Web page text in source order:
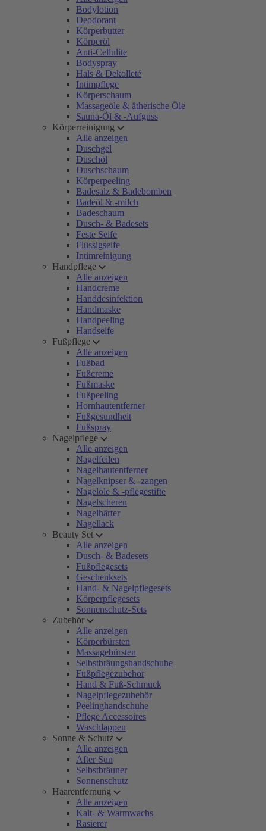
Bodylotion
Deodorant
Körperbutter
Körperöl
Anti-Cellulite
Bodyspray
Hals & Dekolleté
Intimpflege
Körperschaum
Massageöle & ätherische Öle
Sauna-Öl & -Aufguss
Körperreinigung
Alle anzeigen
Duschgel
Duschöl
Duschschaum
Körperpeeling
Badesalz & Badebomben
Badeöl & -milch
Badeschaum
Dusch- & Badesets
Feste Seife
Flüssigseife
Intimreinigung
Handpflege
Alle anzeigen
Handcreme
Handdesinfektion
Handmaske
Handpeeling
Handseife
Fußpflege
Alle anzeigen
Fußbad
Fußcreme
Fußmaske
Fußpeeling
Hornhautentferner
Fußgesundheit
Fußspray
Nagelpflege
Alle anzeigen
Nagelfeilen
Nagelhautentferner
Nagelknipser & -zangen
Nagelöle & -pflegestifte
Nagelscheren
Nagelhärter
Nagellack
Beauty Set
Alle anzeigen
Dusch- & Badesets
Fußpflegesets
Geschenksets
Hand- & Nagelpflegesets
Körperpflegesets
Sonnenschutz-Sets
Zubehör
Alle anzeigen
Körperbürsten
Massagebürsten
Selbstbräungshandschuhe
Fußpflegezubehör
Hand & Fuß-Schmuck
Nagelpflegezubehör
Peelinghandschuhe
Pflege Accessoires
Waschlappen
Sonne & Schutz
Alle anzeigen
After Sun
Selbstbräuner
Sonnenschutz
Haarentfernung
Alle anzeigen
Kalt- & Warmwachs
Rasierer